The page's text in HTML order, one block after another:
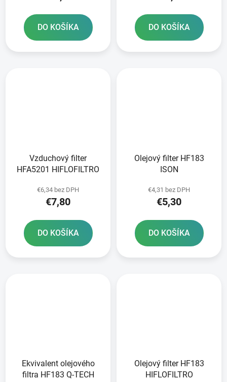
DO KOŠÍKA DO KOŠÍKA
Vzduchový filter
HFA5201 HIFLOFILTRO
€6,34 bez DPH
€7,80
DO KOŠÍKA
Olejový filter HF183
ISON
€4,31 bez DPH
€5,30
DO KOŠÍKA
Ekvivalent olejového
filtra HF183 Q-TECH
Olejový filter HF183
HIFLOFILTRO